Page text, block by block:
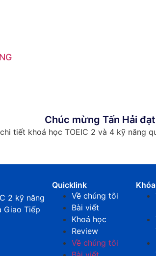
Chúc mừng Tấn Hải
tiết khoá học TOEIC 2 và 4 kỹ năng
2 kỹ năng
Giao Tiếp
Quicklink
Về chúng tôi
Bài viết
Khoá học
Review
Về chúng tôi